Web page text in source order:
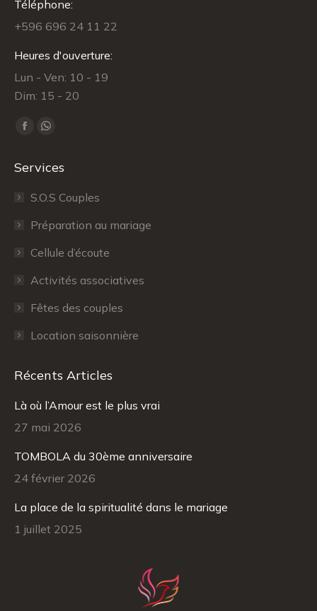
Téléphone:
+596 696 24 11 22
Heures d'ouverture:
Lun - Ven: 10 - 19
Dim: 15 - 20
Trouvez nous sur :
Facebook
opens
window
WhatsApp
opens
window
Services
S.O.S Couples
Préparation au mariage
Cellule d’écoute
Activités associatives
Fêtes des couples
Location saisonnière
Récents Articles
Là où l’Amour est le plus vrai
27 mai 2026
TOMBOLA du 30ème anniversaire
24 février 2026
La place de la spiritualité dans le mariage
1 juillet 2025